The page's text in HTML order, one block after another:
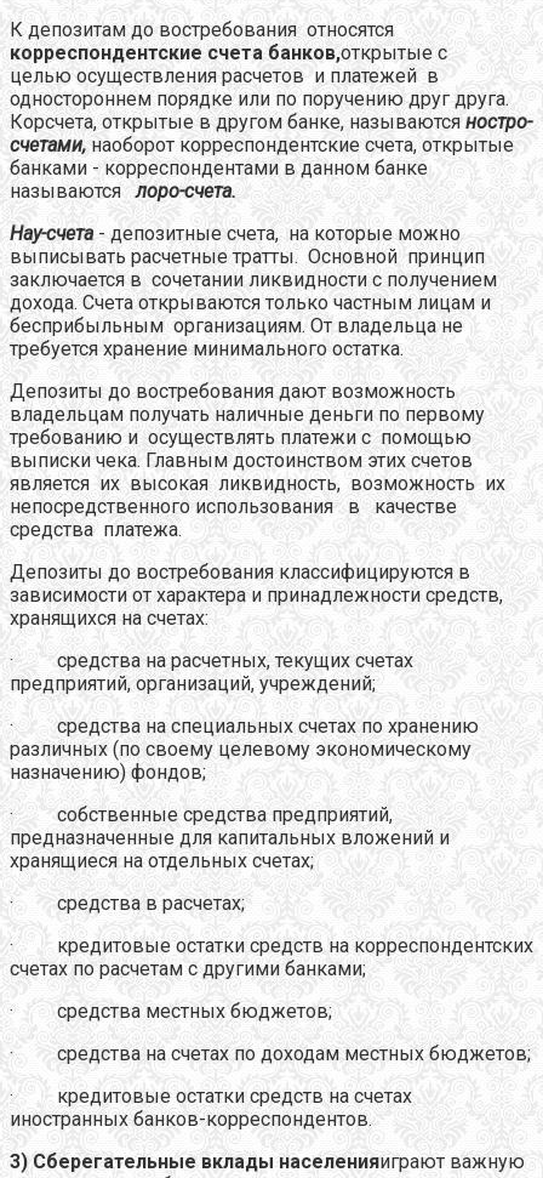
К депозитам до востребования относятся
корреспондентские счета банков,открытые с
целью осуществления расчетов и платежей в
одностороннем порядке или по поручению друг друга.
Корсчета, открытые в другом банке, называются ностро-
счетами, наоборот корреспондентские счета, открытые
банками - корреспондентами в данном банке
называютсялоро-счета.
Нау-счета - депозитные счета, на которые можно
выписывать расчетные тратты. Основной принцип
заключается в сочетании ликвидности с получением
дохода. Счета открываются только частным лицам и
бесприбыльным организациям. От владельца не
требуется хранение минимального остатка.
Депозиты до востребования дают возможность
владельцам получать наличные деньги по первому
требованию и осуществлять платежи с помощью
выписки чека. Главным достоинством этих счетов
является их высокая ликвидность, возможность их
непосредственного использования в качестве
средства платежа.
Депозиты до востребования классифицируются в
зависимости от характера и принадлежности средств,
хранящихся на счетах:
· средства на расчетных, текущих счетах
предприятий, организаций, учреждений;
· средства на специальных счетах по хранению
различных (по своему целевому экономическому
назначению) фондов;
· собственные средства предприятий,
предназначенные для капитальных вложений и
хранящиеся на отдельных счетах;
· средства в расчетах;
· кредитовые остатки средств на корреспондентских
счетах по расчетам с другими банками;
· средства местных бюджетов;
· средства на счетах по доходам местных бюджетов;
· кредитовые остатки средств на счетах
иностранных банков-корреспондентов.
3) Сберегательные вклады населенияиграют важную